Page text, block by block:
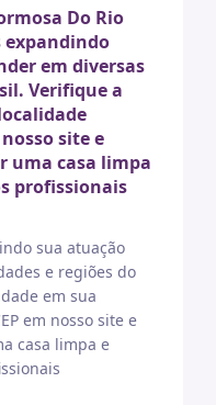
Do Rio
expandindo
em diversas
Verifique a
site e
uma casa limpa
profissionais
sua atuação
e regiões do
em sua
em nosso site e
casa limpa e